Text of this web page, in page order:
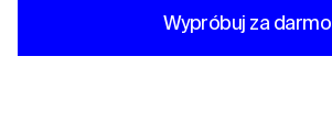
Wypróbuj za darmo